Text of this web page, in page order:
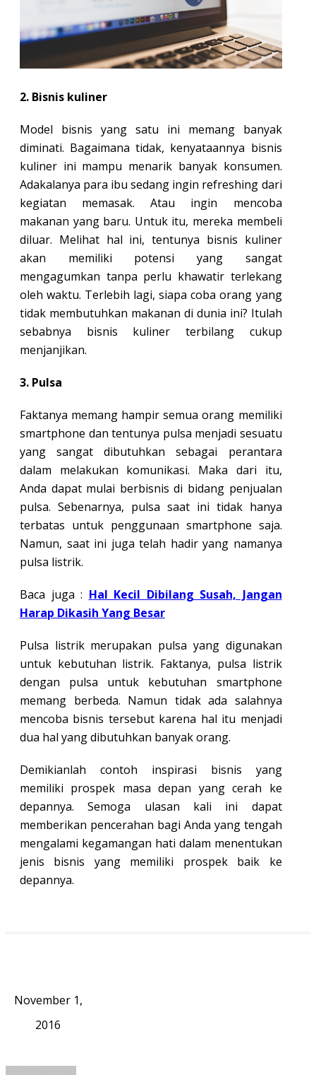
2. Bisnis kuliner
Model bisnis yang satu ini memang banyak
diminati. Bagaimana tidak, kenyataannya bisnis
kuliner ini mampu menarik banyak konsumen.
Adakalanya para ibu sedang ingin refreshing dari
kegiatan memasak. Atau ingin mencoba
makanan yang baru. Untuk itu, mereka membeli
diluar. Melihat hal ini, tentunya bisnis kuliner
akan memiliki potensi yang sangat
mengagumkan tanpa perlu khawatir terlekang
oleh waktu. Terlebih lagi, siapa coba orang yang
tidak membutuhkan makanan di dunia ini? Itulah
sebabnya bisnis kuliner terbilang cukup
menjanjikan.
3. Pulsa
Faktanya memang hampir semua orang memiliki
smartphone dan tentunya pulsa menjadi sesuatu
yang sangat dibutuhkan sebagai perantara
dalam melakukan komunikasi. Maka dari itu,
Anda dapat mulai berbisnis di bidang penjualan
pulsa. Sebenarnya, pulsa saat ini tidak hanya
terbatas untuk penggunaan smartphone saja.
Namun, saat ini juga telah hadir yang namanya
pulsa listrik.
Baca juga : Hal Kecil Dibilang Susah, Jangan
Harap Dikasih Yang Besar
Pulsa listrik merupakan pulsa yang digunakan
untuk kebutuhan listrik. Faktanya, pulsa listrik
dengan pulsa untuk kebutuhan smartphone
memang berbeda. Namun tidak ada salahnya
mencoba bisnis tersebut karena hal itu menjadi
dua hal yang dibutuhkan banyak orang.
Demikianlah contoh inspirasi bisnis yang
memiliki prospek masa depan yang cerah ke
depannya. Semoga ulasan kali ini dapat
memberikan pencerahan bagi Anda yang tengah
mengalami kegamangan hati dalam menentukan
jenis bisnis yang memiliki prospek baik ke
depannya.
November 1,
2016